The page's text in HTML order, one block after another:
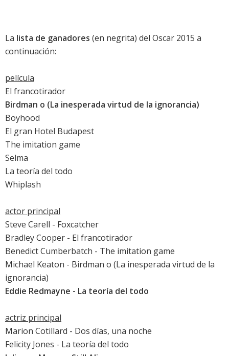
La lista de ganadores (en negrita) del Oscar 2015 a
continuación:
película
El francotirador
Birdman o (La inesperada virtud de la ignorancia)
Boyhood
El gran Hotel Budapest
The imitation game
Selma
La teoría del todo
Whiplash
actor principal
Steve Carell - Foxcatcher
Bradley Cooper - El francotirador
Benedict Cumberbatch - The imitation game
Michael Keaton - Birdman o (La inesperada virtud de la
ignorancia)
Eddie Redmayne - La teoría del todo
actriz principal
Marion Cotillard - Dos días, una noche
Felicity Jones - La teoría del todo